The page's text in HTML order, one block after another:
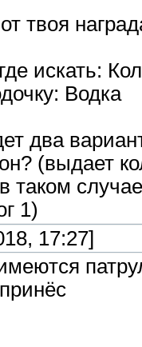
твоя
искать:
Водка
два
(выдает
таком
1)
17:27]